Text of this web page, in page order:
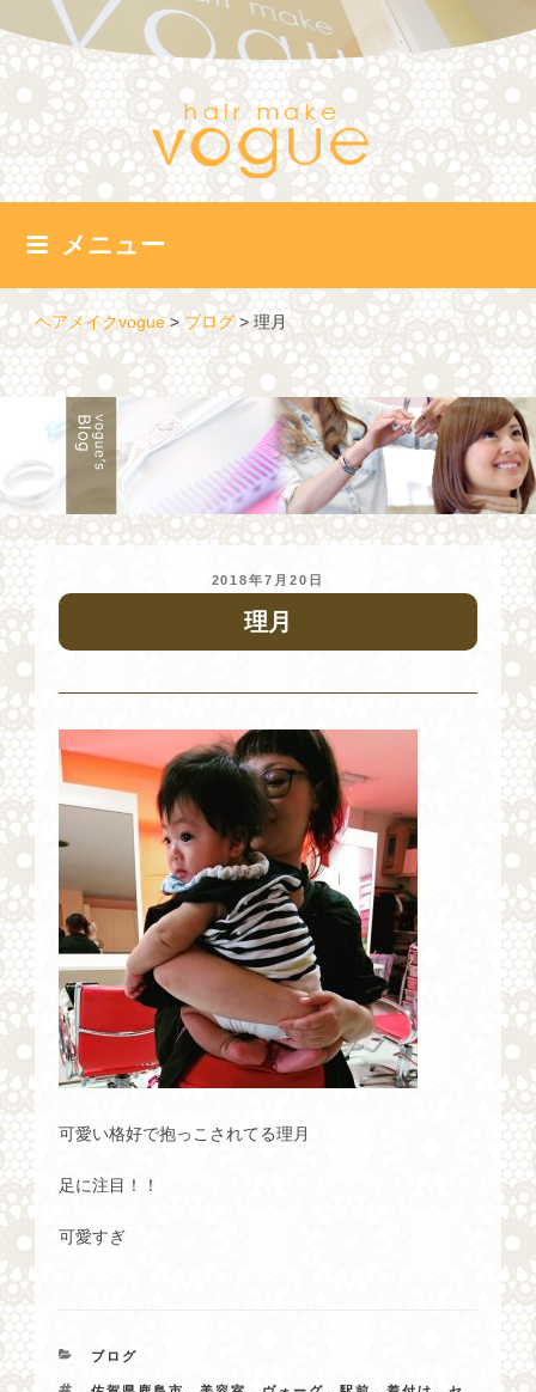
ン
テ
ツ
へ
ス
キ
メニュー
ヘアメイクvogue>ブログ>理月
投
2018年7月20日
理月
可愛い格好で抱っこされてる理月
足に注目！！
可愛すぎ
カ
ブログ